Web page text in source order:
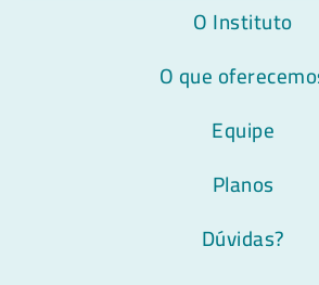
O Instituto
O que
Equipe
Planos
Dúvidas?